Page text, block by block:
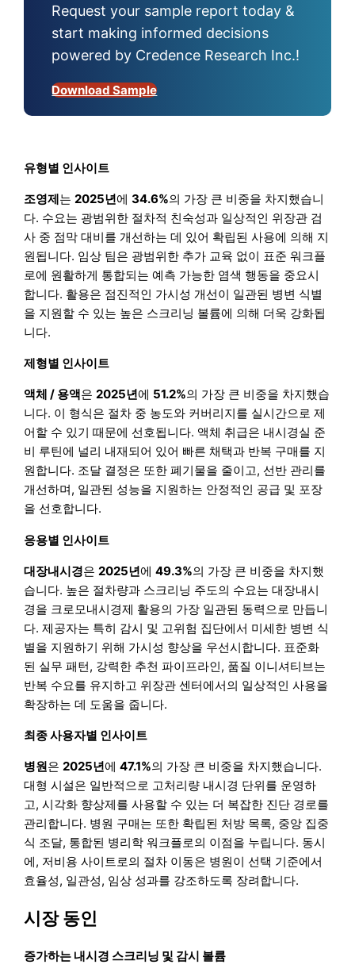
Request your sample report today &
start making informed decisions
powered by Credence Research Inc.!
Download Sample
유형별 인사이트
조영제는2025년에34.6%의 가장 큰 비중을 차지했습니
다. 수요는 광범위한 절차적 친숙성과 일상적인 위장관 검
사 중 점막 대비를 개선하는 데 있어 확립된 사용에 의해 지
원됩니다. 임상 팀은 광범위한 추가 교육 없이 표준 워크플
로에 원활하게 통합되는 예측 가능한 염색 행동을 중요시
합니다. 활용은 점진적인 가시성 개선이 일관된 병변 식별
을 지원할 수 있는 높은 스크리닝 볼륨에 의해 더욱 강화됩
니다.
제형별 인사이트
액체 / 용액은2025년에 51.2%의 가장 큰 비중을 차지했습
니다. 이 형식은 절차 중 농도와 커버리지를 실시간으로 제
어할 수 있기 때문에 선호됩니다. 액체 취급은 내시경실 준
비 루틴에 널리 내재되어 있어 빠른 채택과 반복 구매를 지
원합니다. 조달 결정은 또한 폐기물을 줄이고, 선반 관리를
개선하며, 일관된 성능을 지원하는 안정적인 공급 및 포장
을 선호합니다.
응용별 인사이트
대장내시경은 2025년에49.3%의 가장 큰 비중을 차지했
습니다. 높은 절차량과 스크리닝 주도의 수요는 대장내시
경을 크로모내시경제 활용의 가장 일관된 동력으로 만듭니
다. 제공자는 특히 감시 및 고위험 집단에서 미세한 병변 식
별을 지원하기 위해 가시성 향상을 우선시합니다. 표준화
된 실무 패턴, 강력한 추천 파이프라인, 품질 이니셔티브는
반복 수요를 유지하고 위장관 센터에서의 일상적인 사용을
확장하는 데 도움을 줍니다.
최종 사용자별 인사이트
병원은 2025년에47.1%의 가장 큰 비중을 차지했습니다.
대형 시설은 일반적으로 고처리량 내시경 단위를 운영하
고, 시각화 향상제를 사용할 수 있는 더 복잡한 진단 경로를
관리합니다. 병원 구매는 또한 확립된 처방 목록, 중앙 집중
식 조달, 통합된 병리학 워크플로의 이점을 누립니다. 동시
에, 저비용 사이트로의 절차 이동은 병원이 선택 기준에서
효율성, 일관성, 임상 성과를 강조하도록 장려합니다.
시장 동인
증가하는 내시경 스크리닝 및 감시 볼륨